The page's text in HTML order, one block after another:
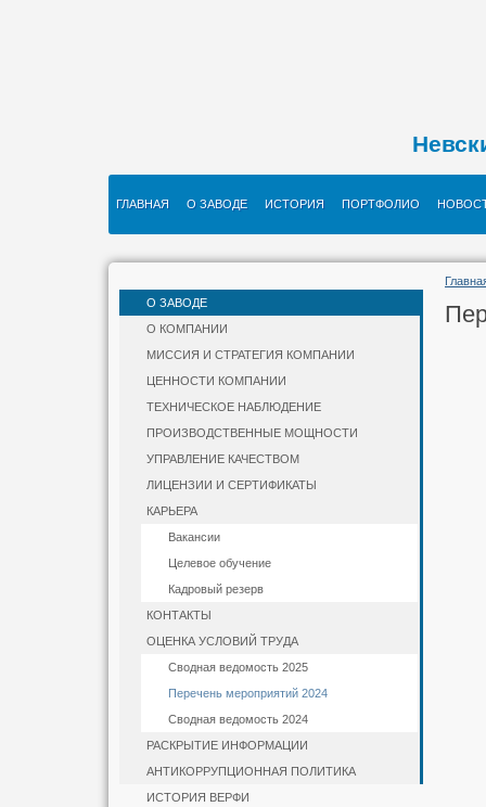
ГЛАВНАЯ О ЗАВОДЕ ИСТОРИЯ ПОРТФОЛИО
О ЗАВОДЕ
О КОМПАНИИ
МИССИЯ И СТРАТЕГИЯ КОМПАНИИ
ЦЕННОСТИ КОМПАНИИ
ТЕХНИЧЕСКОЕ НАБЛЮДЕНИЕ
ПРОИЗВОДСТВЕННЫЕ МОЩНОСТИ
УПРАВЛЕНИЕ КАЧЕСТВОМ
ЛИЦЕНЗИИ И СЕРТИФИКАТЫ
КАРЬЕРА
Вакансии
Целевое обучение
Кадровый резерв
КОНТАКТЫ
ОЦЕНКА УСЛОВИЙ ТРУДА
Сводная ведомость 2025
Перечень мероприятий 2024
Сводная ведомость 2024
РАСКРЫТИЕ ИНФОРМАЦИИ
АНТИКОРРУПЦИОННАЯ ПОЛИТИКА
ИСТОРИЯ ВЕРФИ